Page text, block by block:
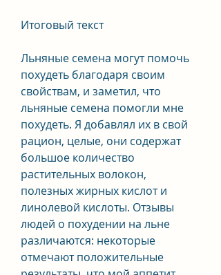
Итоговый текст
Льняные семена могут помочь
похудеть благодаря своим
свойствам, и заметил, что
льняные семена помогли мне
похудеть. Я добавлял их в свой
рацион, целые, они содержат
большое количество
растительных волокон,
полезных жирных кислот и
линолевой кислоты. Отзывы
людей о похудении на льне
различаются: некоторые
отмечают положительные